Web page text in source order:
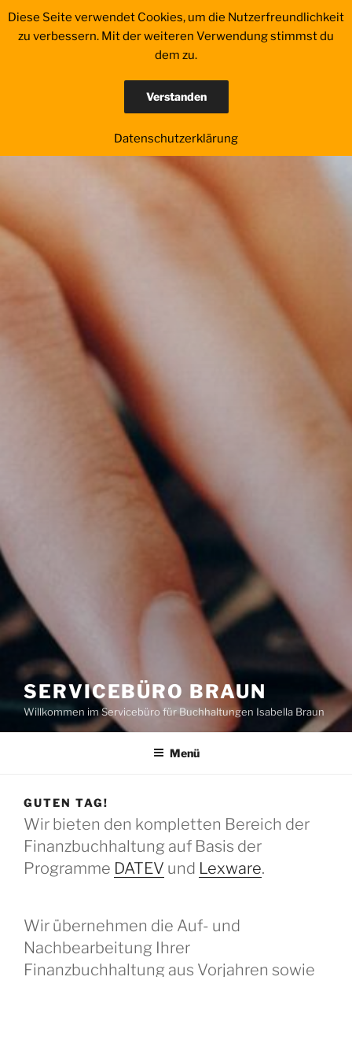
Zum
SERVICEBÜRO BRAUN
Willkommen im Servicebüro für Buchhaltungen Isabella Braun
Menü
GUTEN TAG!
Wir bieten den kompletten Bereich der
Finanzbuchhaltung auf Basis der
Programme DATEV und Lexware.
Wir übernehmen die Auf- und
Nachbearbeitung Ihrer
Finanzbuchhaltung aus Vorjahren sowie
Diese Seite verwendet Cookies, um die Nutzerfreundlichkeit
zu verbessern. Mit der weiteren Verwendung stimmst du
dem zu.
Verstanden
Datenschutzerklärung